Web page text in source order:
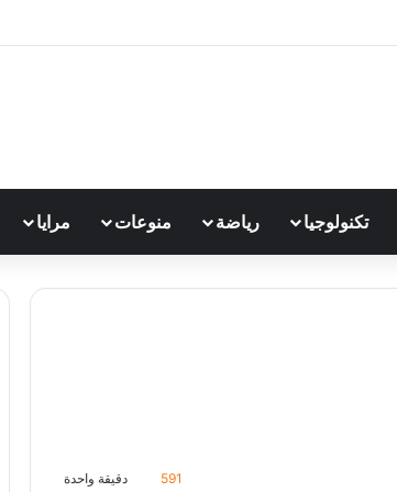
تكنولوجيا رياضة منوعات مرايا
591 دقيقة واحدة